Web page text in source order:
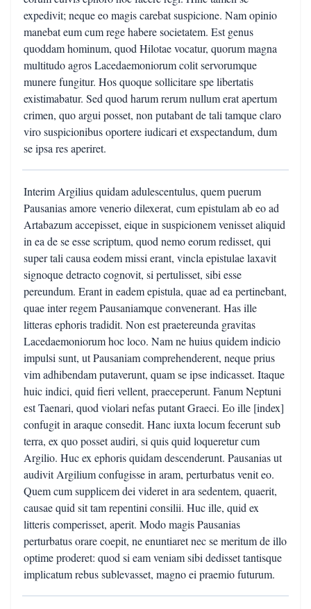
expedivit; neque eo magis carebat suspicione. Nam opinio
manebat eum cum rege habere societatem. Est genus
quoddam hominum, quod Hilotae vocatur, quorum magna
multitudo agros Lacedaemoniorum colit servorumque
munere fungitur. Hos quoque sollicitare spe libertatis
existimabatur. Sed quod harum rerum nullum erat apertum
crimen, quo argui posset, non putabant de tali tamque claro
viro suspicionibus oportere iudicari et exspectandum, dum
se ipsa res aperiret.
Interim Argilius quidam adulescentulus, quem puerum
Pausanias amore venerio dilexerat, cum epistulam ab eo ad
Artabazum accepisset, eique in suspicionem venisset aliquid
in ea de se esse scriptum, quod nemo eorum redisset, qui
super tali causa eodem missi erant, vincla epistulae laxavit
signoque detracto cognovit, si pertulisset, sibi esse
pereundum. Erant in eadem epistula, quae ad ea pertinebant,
quae inter regem Pausaniamque convenerant. Has ille
litteras ephoris tradidit. Non est praetereunda gravitas
Lacedaemoniorum hoc loco. Nam ne huius quidem indicio
impulsi sunt, ut Pausaniam comprehenderent, neque prius
vim adhibendam putaverunt, quam se ipse indicasset. Itaque
huic indici, quid fieri vellent, praeceperunt. Fanum Neptuni
est Taenari, quod violari nefas putant Graeci. Eo ille [index]
confugit in araque consedit. Hanc iuxta locum fecerunt sub
terra, ex quo posset audiri, si quis quid loqueretur cum
Argilio. Huc ex ephoris quidam descenderunt. Pausanias ut
audivit Argilium confugisse in aram, perturbatus venit eo.
Quem cum supplicem dei videret in ara sedentem, quaerit,
causae quid sit tam repentini consilii. Huc ille, quid ex
litteris comperisset, aperit. Modo magis Pausanias
perturbatus orare coepit, ne enuntiaret nec se meritum de illo
optime proderet: quod si eam veniam sibi dedisset tantisque
implicatum rebus sublevasset, magno ei praemio futurum.